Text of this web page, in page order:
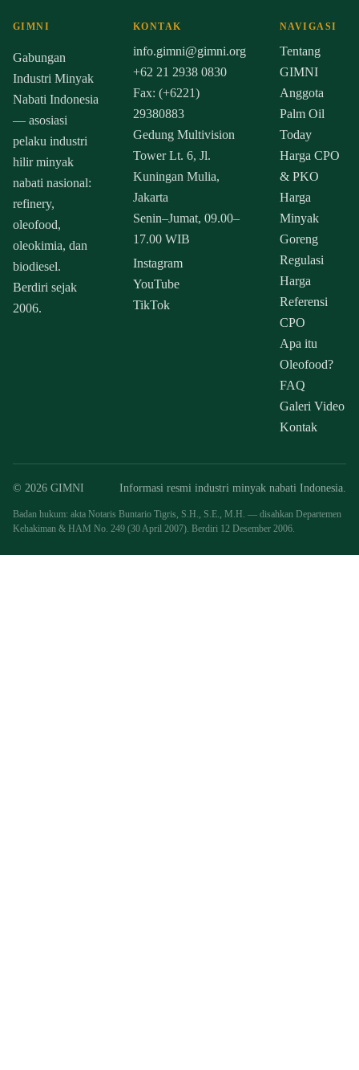
GIMNI
Gabungan
Industri Minyak
Nabati Indonesia
— asosiasi
pelaku industri
hilir minyak
nabati nasional:
refinery,
oleofood,
oleokimia, dan
biodiesel.
Berdiri sejak
2006.
KONTAK
info.gimni@gimni.org
+62 21 2938 0830
Fax: (+6221)
29380883
Gedung Multivision
Tower Lt. 6, Jl.
Kuningan Mulia,
Jakarta
Senin–Jumat, 09.00–
17.00 WIB
Instagram
YouTube
TikTok
NAVIGASI
Tentang
GIMNI
Anggota
Palm Oil
Today
Harga CPO
& PKO
Harga
Minyak
Goreng
Regulasi
Harga
Referensi
CPO
Apa itu
Oleofood?
FAQ
Galeri Video
Kontak
© 2026 GIMNI Informasi resmi industri minyak nabati Indonesia.
Badan hukum: akta Notaris Buntario Tigris, S.H., S.E., M.H. — disahkan Departemen
Kehakiman & HAM No. 249 (30 April 2007). Berdiri 12 Desember 2006.